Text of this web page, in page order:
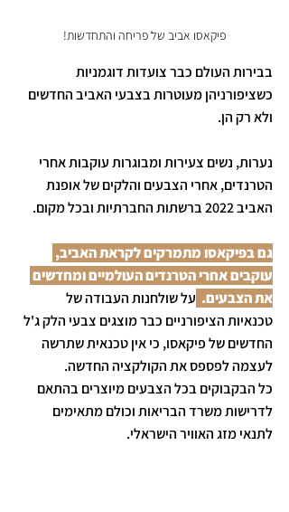
פיקאסו אביב של פריחה והתחדשות!
בבירות העולם כבר צועדות דוגמניות
כשציפורניהן מעוטרות בצבעי האביב החדשים
ולא רק הן.
נערות, נשים צעירות ומבוגרות עוקבות אחרי
הטרנדים, אחרי הצבעים והלקים של אופנת
האביב 2022 ברשתות החברתיות ובכל מקום.
גם בפיקאסו מתמרקים לקראת האביב,
עוקבים אחרי הטרנדים העולמיים ומחדשים
את הצבעים. על שולחנות העבודה של
טכנאיות הציפורניים כבר מוצגים צבעי הלק ג'ל
החדשים של פיקאסו, כי אין טכנאית שתרשה
לעצמה לפספס את הקולקציה החדשה.
כל הבקבוקים בכל הצבעים מיוצרים בהתאם
לדרישות משרד הבריאות וכולם מתאימים
לתנאי מזג האוויר הישראלי.